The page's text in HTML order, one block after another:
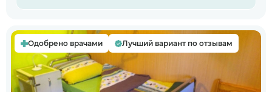
Одобрено врачами Лучший вариант по отзывам